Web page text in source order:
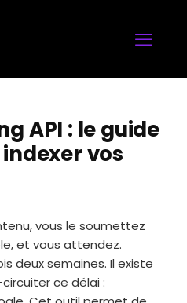
API : le guide
vos
vous le soumettez
et vous attendez.
deux semaines. Il existe
ce délai :